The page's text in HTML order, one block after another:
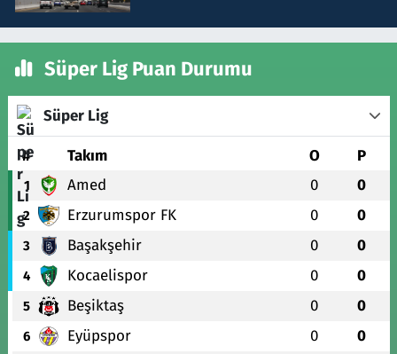
Süper Lig Puan Durumu
Süper Lig
# Takım O P
1 Amed 0 0
2 Erzurumspor FK 0 0
3 Başakşehir 0 0
4 Kocaelispor 0 0
5 Beşiktaş 0 0
6 Eyüpspor 0 0